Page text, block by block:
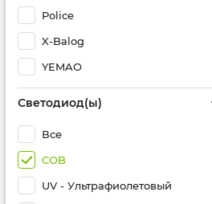
Police
X-Balog
YEMAO
Светодиод(ы)
Все
COB
UV - Ультрафиолетовый